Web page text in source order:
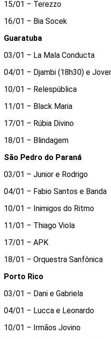
15/01 – Terezzo
16/01 – Bia Socek
Guaratuba
03/01 – La Mala Conducta
04/01 – Djambi (18h30) e
10/01 – Relespública
11/01 – Black Maria
17/01 – Rúbia Divino
18/01 – Blindagem
São Pedro do Paraná
03/01 – Junior e Rodrigo
04/01 – Fabio Santos e Banda
10/01 – Inimigos do Ritmo
11/01 – Thiago Viola
17/01 – APK
18/01 – Orquestra Sanfônica
Porto Rico
03/01 – Dani e Gabriela
04/01 – Lucca e Leonardo
10/01 – Irmãos Jovino